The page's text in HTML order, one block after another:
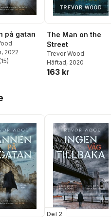
på gatan
, 2022
stjärnor. Totalt antal röster:
(15)
The Man on the
Street
Trevor Wood
Häftad, 2020
163 kr
Del 2